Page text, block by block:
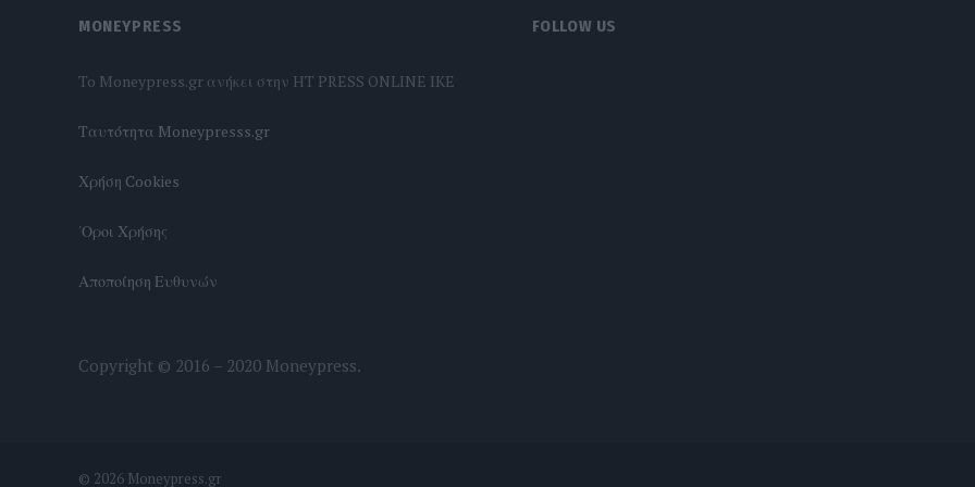
MONEYPRESS
To Moneypress.gr ανήκει στην HT PRESS ONLINE IKE
Tαυτότητα Moneypresss.gr
Χρήση Cookies
'Οροι Χρήσης
Αποποίηση Ευθυνών
FOLLOW US
Copyright © 2016 – 2020 Moneypress.
© 2026 Moneypress.gr